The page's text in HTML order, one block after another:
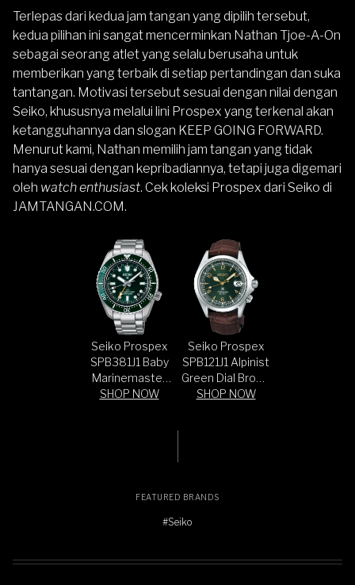
Terlepas dari kedua jam tangan yang dipilih tersebut,
kedua pilihan ini sangat mencerminkan Nathan Tjoe-A-On
sebagai seorang atlet yang selalu berusaha untuk
memberikan yang terbaik di setiap pertandingan dan suka
tantangan. Motivasi tersebut sesuai dengan nilai dengan
Seiko, khususnya melalui lini Prospex yang terkenal akan
ketangguhannya dan slogan KEEP GOING FORWARD.
Menurut kami, Nathan memilih jam tangan yang tidak
hanya sesuai dengan kepribadiannya, tetapi juga digemari
oleh watch enthusiast. Cek koleksi Prospex dari Seiko di
JAMTANGAN.COM.
Seiko Prospex
SPB381J1 Baby
Marinemaster
GMT Green Dial
SHOP NOW
Seiko Prospex
SPB121J1 Alpinist
Green Dial Brown
Leather Strap
SHOP NOW
FEATURED BRANDS
#Seiko